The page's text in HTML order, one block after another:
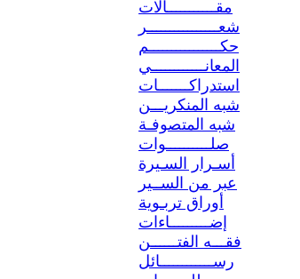
مقـــــــــــالات
شعــــــــــــــــر
حكــــــــــــــــم
المعانــــــــــــي
استدراكـــــــات
شبه المنكريـــن
شبه المتصوفـة
صلــــــــــوات
أسـرار السـيرة
عبر من الســير
أوراق تربـوية
إضـــــــــاءات
فقـــه الفتــــــن
رســــــــــــائل